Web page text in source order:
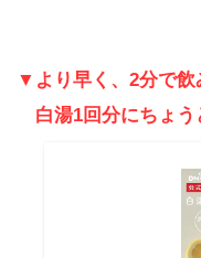
▼より早く、2分で飲
白湯1回分にちょう